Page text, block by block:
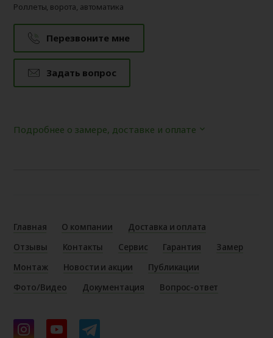
Роллеты, ворота, автоматика
Перезвоните мне
Задать вопрос
Подробнее о замере, доставке и оплате
Главная О компании
Доставка и оплата
Отзывы
Контакты Сервис Гарантия
Замер
Монтаж
Новости и акции
Публикации
Фото/Видео
Документация Вопрос-ответ